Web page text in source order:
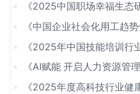
《2025中国职场幸福生
察》
《中国企业社会化用工趋势
《2025年中国技能培训行
《AI赋能 开启人力资源管
《2025年度高科技行业健